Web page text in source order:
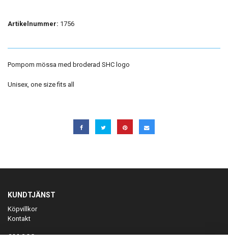
Artikelnummer: 1756
Pompom mössa med broderad SHC logo
Unisex, one size fits all
KUNDTJÄNST
Köpvillkor
Kontakt
OM OSS